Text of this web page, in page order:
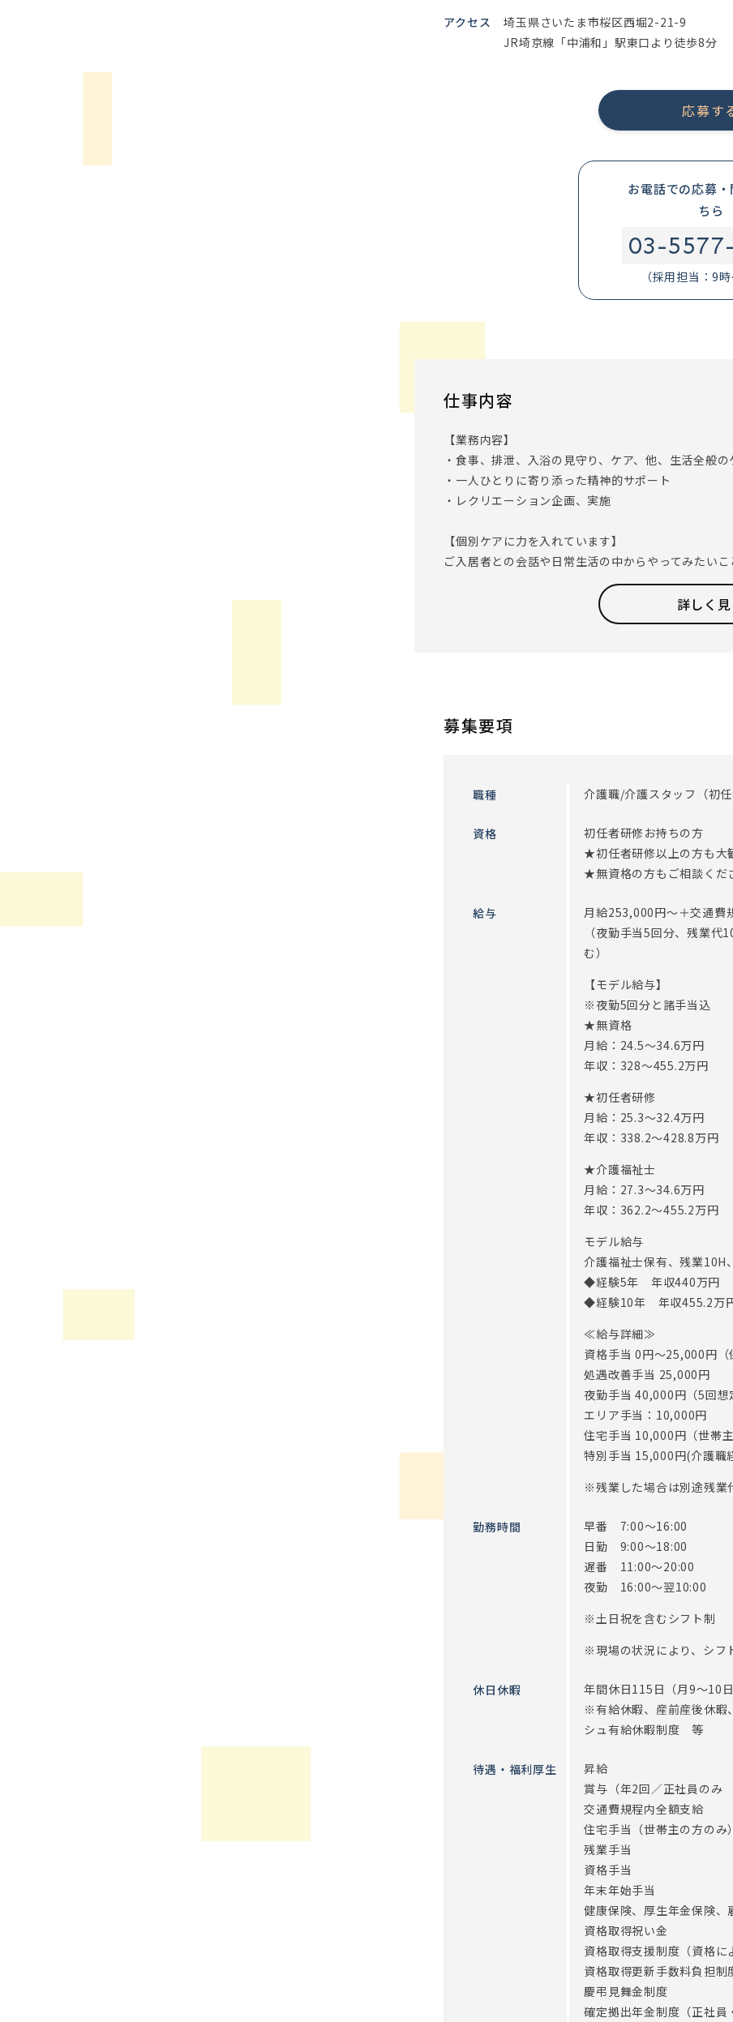
アクセス
埼玉県さいたま市桜区西堀2-21-9
JR埼京線「中浦和」駅東口より徒歩8分
応募す
お電話での応募・
ちら
03-
（採用担当：9時
仕事内容
【業務内容】
・食事、排泄、入浴の見守り、ケア、他、生活全般の
・一人ひとりに寄り添った精神的サポート
・レクリエーション企画、実施
【個別ケアに力を入れています】
ご入居者との会話や日常生活の中からやってみたい
叶えるプロジェクト｣を実施しています。
「お寿司屋さんに行きたい」「お孫さんの誕生日に
ぞれの夢や希望が叶って喜ぶ姿に、働くスタッフも
夜間の定時巡視や法室の回数を削減することができ
その他にも、スマホを使った動画共有アプリやグル
まずはお気軽にお問い合わせください！
※従事すべき業務の変更：あり（変更範囲：会社の定
詳しく
募集要項
職種 介護職/介護スタッフ（初任
資格
初任者研修お持ちの方
★初任者研修以上の方も大
★無資格の方もご相談くだ
給与
月給253,000円～＋交通費
（夜勤手当5回分、残業
む）
【モデル給与】
※夜勤5回分と諸手当込
★無資格
月給：24.5〜34.6万円
年収：328〜455.2万円
★初任者研修
月給：25.3〜32.4万円
年収：338.2〜428.8万円
★介護福祉士
月給：27.3〜34.6万円
年収：362.2〜455.2万円
モデル給与
介護福祉士保有、残業10H
◆経験5年 年収440万円
◆経験10年 年収455.2万
≪給与詳細≫
資格手当 0円～25,000円（
処遇改善手当 25,000円
夜勤手当 40,000円（5回想
エリア手当：10,000円
住宅手当 10,000円（世帯主
特別手当 15,000円(介護職
※残業した場合は別途残業
勤務時間
早番 7:00～16:00
日勤 9:00～18:00
遅番 11:00～20:00
夜勤 16:00～翌10:00
※土日祝を含むシフト制
※現場の状況により、シフ
休日休暇
年間休日115日（月9～10日
※有給休暇、産前産後休暇
シュ有給休暇制度 等
待遇・福利厚生
昇給
賞与（年2回／正社員のみ
交通費規程内全額支給
住宅手当（世帯主の方のみ）
残業手当
資格手当
年末年始手当
健康保険、厚生年金保険、
資格取得祝い金
資格取得支援制度（資格に
資格取得更新手数料負担制
慶弔見舞金制度
確定拠出年金制度（正社員